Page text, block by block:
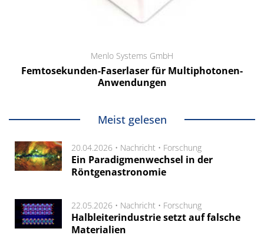
Menlo Systems GmbH
Femtosekunden-Faserlaser für Multiphotonen-
Anwendungen
Meist gelesen
20.04.2026 • Nachricht • Forschung
Ein Paradigmenwechsel in der
Röntgenastronomie
22.05.2026 • Nachricht • Forschung
Halbleiterindustrie setzt auf falsche
Materialien